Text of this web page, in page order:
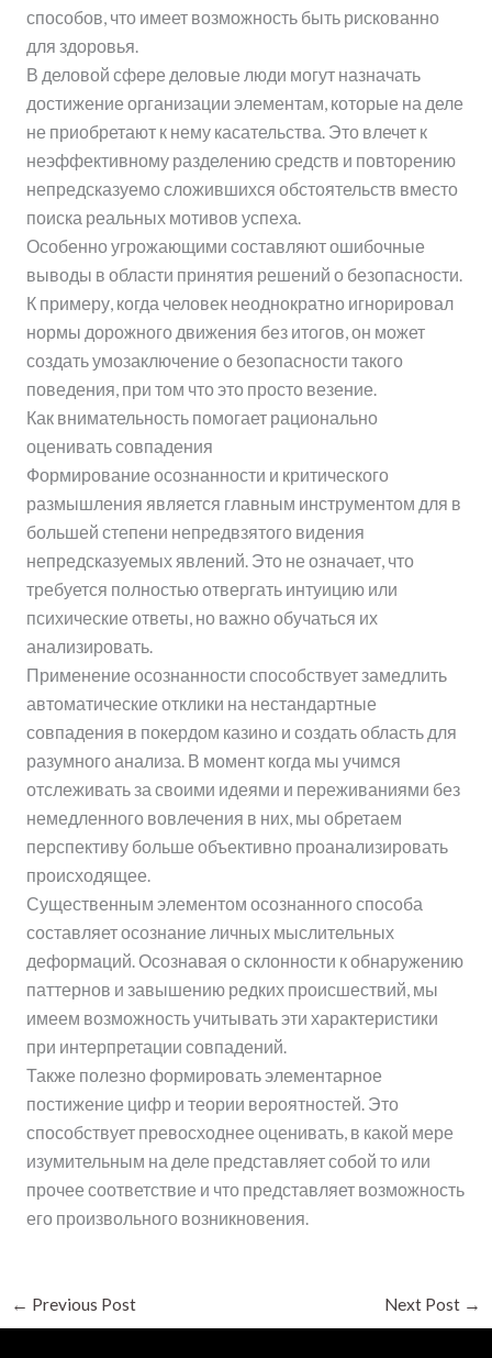
способов, что имеет возможность быть рискованно
для здоровья.
В деловой сфере деловые люди могут назначать
достижение организации элементам, которые на деле
не приобретают к нему касательства. Это влечет к
неэффективному разделению средств и повторению
непредсказуемо сложившихся обстоятельств вместо
поиска реальных мотивов успеха.
Особенно угрожающими составляют ошибочные
выводы в области принятия решений о безопасности.
К примеру, когда человек неоднократно игнорировал
нормы дорожного движения без итогов, он может
создать умозаключение о безопасности такого
поведения, при том что это просто везение.
Как внимательность помогает рационально
оценивать совпадения
Формирование осознанности и критического
размышления является главным инструментом для в
большей степени непредвзятого видения
непредсказуемых явлений. Это не означает, что
требуется полностью отвергать интуицию или
психические ответы, но важно обучаться их
анализировать.
Применение осознанности способствует замедлить
автоматические отклики на нестандартные
совпадения в покердом казино и создать область для
разумного анализа. В момент когда мы учимся
отслеживать за своими идеями и переживаниями без
немедленного вовлечения в них, мы обретаем
перспективу больше объективно проанализировать
происходящее.
Существенным элементом осознанного способа
составляет осознание личных мыслительных
деформаций. Осознавая о склонности к обнаружению
паттернов и завышению редких происшествий, мы
имеем возможность учитывать эти характеристики
при интерпретации совпадений.
Также полезно формировать элементарное
постижение цифр и теории вероятностей. Это
способствует превосходнее оценивать, в какой мере
изумительным на деле представляет собой то или
прочее соответствие и что представляет возможность
его произвольного возникновения.
← Previous Post Next Post →